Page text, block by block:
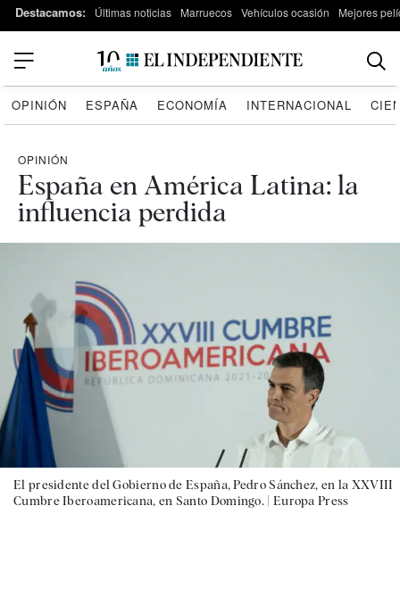
Destacamos: Últimas noticias Marruecos Vehículos ocasión Mejores
OPINIÓN ESPAÑA ECONOMÍA INTERNACIONAL
OPINIÓN
España en América Latina: la
influencia perdida
El presidente del Gobierno de España, Pedro Sánchez, en la XXVIII
Cumbre Iberoamericana, en Santo Domingo. | Europa Press